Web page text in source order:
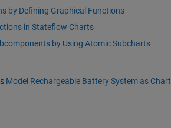
by Defining Graphical Functions
in Stateflow Charts
by Using Atomic Subcharts
Model Rechargeable Battery System as Chart